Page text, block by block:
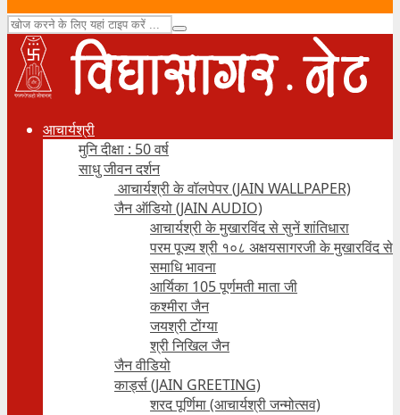
आचार्यश्री
मुनि दीक्षा : 50 वर्ष
साधु जीवन दर्शन
आचार्यश्री के वॉलपेपर (JAIN WALLPAPER)
जैन ऑडियो (JAIN AUDIO)
आचार्यश्री के मुखारविंद से सुनें शांतिधारा
परम पूज्य श्री १०८ अक्षयसागरजी के मुखारविंद से
समाधि भावना
आर्यिका 105 पूर्णमती माता जी
कश्मीरा जैन
जयश्री टोंग्या
श्री निखिल जैन
जैन वीडियो
कार्ड्स (JAIN GREETING)
शरद पूर्णिमा (आचार्यश्री जन्मोत्सव)